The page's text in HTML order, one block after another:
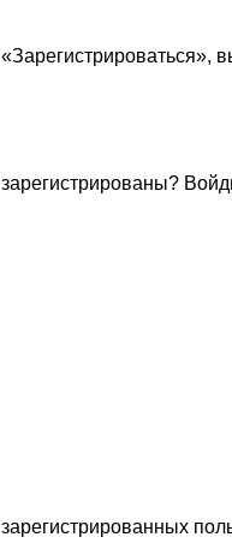
«Зарегистрироваться»,
зарегистрированы?
зарегистрированных